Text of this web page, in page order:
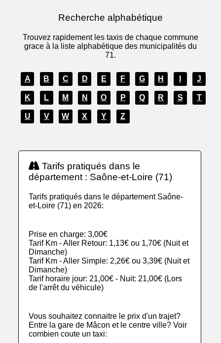
Recherche alphabétique
Trouvez rapidement les taxis de chaque commune
grace à la liste alphabétique des municipalités du
71.
A B C D E F G H J
K L M N O P Q R S T
U V W X Y Z
Tarifs pratiqués dans le
département : Saône-et-Loire (71)
Tarifs pratiqués dans le département Saône-
et-Loire (71) en 2026:
Prise en charge: 3,00€
Tarif Km - Aller Retour: 1,13€ ou 1,70€ (Nuit et
Dimanche)
Tarif Km - Aller Simple: 2,26€ ou 3,39€ (Nuit et
Dimanche)
Tarif horaire jour: 21,00€ - Nuit: 21,00€ (Lors
de l'arrêt du véhicule)
Vous souhaitez connaitre le prix d'un trajet?
Entre la gare de Mâcon et le centre ville? Voir
combien coute un taxi: